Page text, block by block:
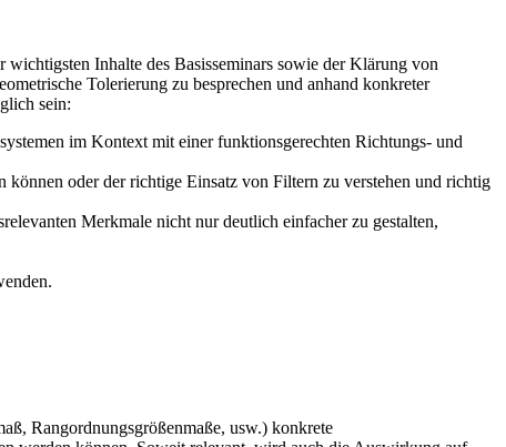
Inhalte des Basissemi­nars sowie der Klärung von
Tolerierung zu besprechen und anhand konkreter
sein:
im Kontext mit einer funktionsgerechten Richtungs- und
oder der richtige Einsatz von Filtern zu verstehen und richtig
Merkmale nicht nur deutlich einfacher zu gestalten,
Rangordnungsgrößenmaße, usw.) konkrete